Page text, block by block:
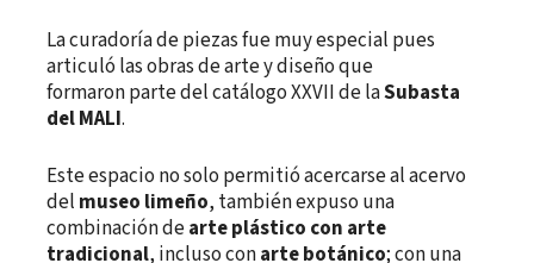
La curadoría de piezas fue muy especial pues
articuló las obras de arte y diseño que
formaron parte del catálogo XXVII de laSubasta
del MALI.
Este espacio no solo permitió acercarse al acervo
del museo limeño, también expuso una
combinación dearte plástico con arte
tradicional, incluso conarte botánico; con una